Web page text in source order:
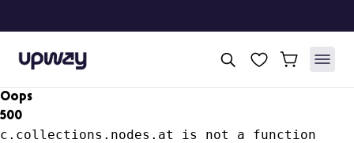
Upway
Oops
500
c.collections.nodes.at is not a function